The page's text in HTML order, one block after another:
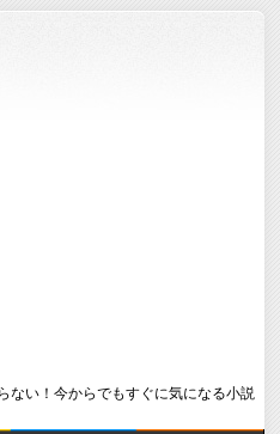
ない！今からでもすぐに気になる小説